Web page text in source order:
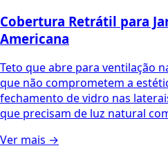
Cobertura Retrátil para
Americana
Teto que abre para ventilação
que não comprometem a
fechamento de vidro nas
que precisam de luz natural
Ver mais →